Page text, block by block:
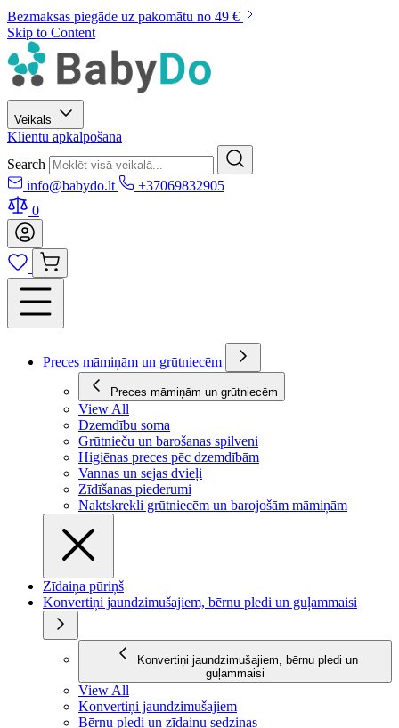
Bezmaksas piegāde uz pakomātu no 49 €
Skip to Content
Veikals
Klientu apkalpošana
Search
info@babydo.lt
+37069832905
0
Preces māmiņām un grūtniecēm
Preces māmiņām un grūtniecēm
View All
Dzemdību soma
Grūtnieču un barošanas spilveni
Higiēnas preces pēc dzemdībām
Vannas un sejas dvieļi
Zīdīšanas piederumi
Naktskrekli grūtniecēm un barojošām māmiņām
Zīdaiņa pūriņš
Konvertiņi jaundzimušajiem, bērnu pledi un guļammaisi
Konvertiņi jaundzimušajiem, bērnu pledi un
guļammaisi
View All
Konvertiņi jaundzimušajiem
Bērnu pledi un zīdaiņu sedziņas